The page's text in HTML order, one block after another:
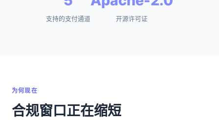
支持的支付通道 开源许可证
为何现在
合规窗口正在缩短